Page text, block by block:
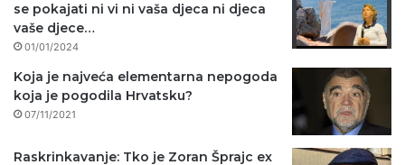
se pokajati ni vi ni vaša djeca ni djeca
vaše djece…
01/01/2024
Koja je najveća elementarna nepogoda
koja je pogodila Hrvatsku?
07/11/2021
Raskrinkavanje: Tko je Zoran Šprajc ex